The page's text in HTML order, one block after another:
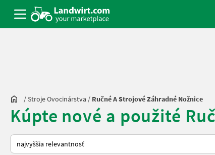
/Stroje Ovocinárstva / Ručné A Strojové Záhradné Nožnice
Kúpte nové a použité
Takto sa vykonáva triedenie na Landwirt.com